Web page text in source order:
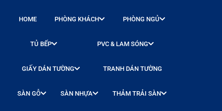
HOME PHÒNG KHÁCH PHÒNG NGỦ
TỦ BẾP PVC & LAM SÓNG
GIẤY DÁN TƯỜNG TRANH DÁN TƯỜNG
SÀN GỖ SÀN NHỰA THẢM TRẢI SÀN